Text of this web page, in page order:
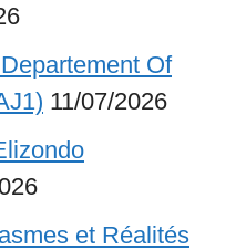
Of
11/07/2026
et Réalités